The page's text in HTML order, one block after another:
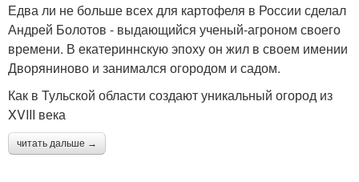
Едва ли не больше всех для картофеля в России сделал
Андрей Болотов - выдающийся ученый-агроном своего
времени. В екатериннскую эпоху он жил в своем имении
Дворяниново и занимался огородом и садом.
Как в Тульской области создают уникальный огород из
XVIII века
читать дальше →